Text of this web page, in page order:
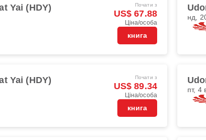
Yai (HDY) Почати з
US$ 67.88
Ціна/особа
книга
нд,
Yai (HDY) Почати з
US$ 89.34
Ціна/особа
книга
пт, 4